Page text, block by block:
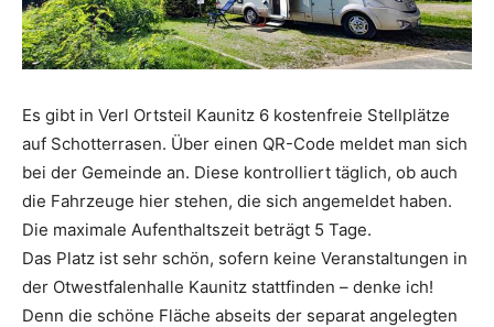
Es gibt in Verl Ortsteil Kaunitz 6 kostenfreie Stellplätze
auf Schotterrasen. Über einen QR-Code meldet man sich
bei der Gemeinde an. Diese kontrolliert täglich, ob auch
die Fahrzeuge hier stehen, die sich angemeldet haben.
Die maximale Aufenthaltszeit beträgt 5 Tage.
Das Platz ist sehr schön, sofern keine Veranstaltungen in
der Otwestfalenhalle Kaunitz stattfinden – denke ich!
Denn die schöne Fläche abseits der separat angelegten